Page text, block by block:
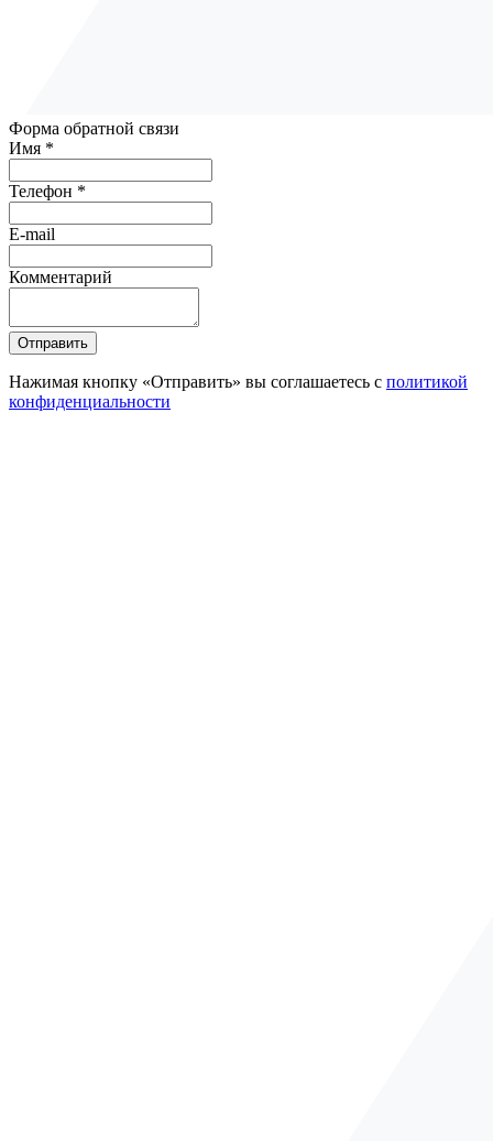
Форма обратной связи
Имя *
Телефон *
E-mail
Комментарий
Отправить
Нажимая кнопку «Отправить» вы соглашаетесь с политикой
конфиденциальности